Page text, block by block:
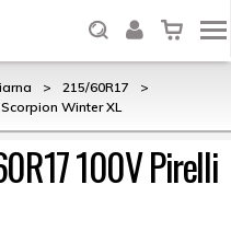
> 215/60R17
>
Winter XL
100V Pirelli